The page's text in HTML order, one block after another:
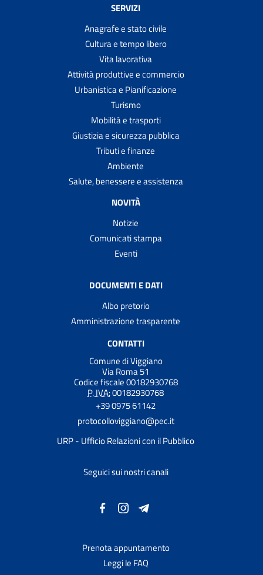
SERVIZI
Anagrafe e stato civile
Cultura e tempo libero
Vita lavorativa
Attività produttive e commercio
Urbanistica e Pianificazione
Turismo
Mobilità e trasporti
Giustizia e sicurezza pubblica
Tributi e finanze
Ambiente
Salute, benessere e assistenza
NOVITÀ
Notizie
Comunicati stampa
Eventi
DOCUMENTI E DATI
Albo pretorio
Amministrazione trasparente
CONTATTI
Comune di Viggiano
Via Roma 51
Codice fiscale 00182930768
P. IVA:00182930768
+39 0975 61142
protocolloviggiano@pec.it
URP - Ufficio Relazioni con il Pubblico
Seguici sui nostri canali
Prenota appuntamento
Leggi le FAQ